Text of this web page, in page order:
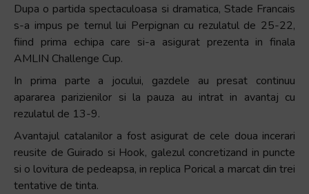
Dupa o partida spectaculoasa si dramatica, Stade Francais
s-a impus pe ternul lui Perpignan cu rezulatul de 25-22,
fiind prima echipa care si-a asigurat prezenta in finala
AMLIN Challenge Cup.
In prima parte a jocului, gazdele au presat continuu
apararea parizienilor si la pauza au intrat in avantaj cu
rezulatul de 13-9.
Avantajul catalanilor a fost asigurat de cele doua incerari
reusite de Guirado si Hook, galezul concretizand in puncte
si o lovitura de pedeapsa, in replica Porical a marcat din trei
tentative de tinta.